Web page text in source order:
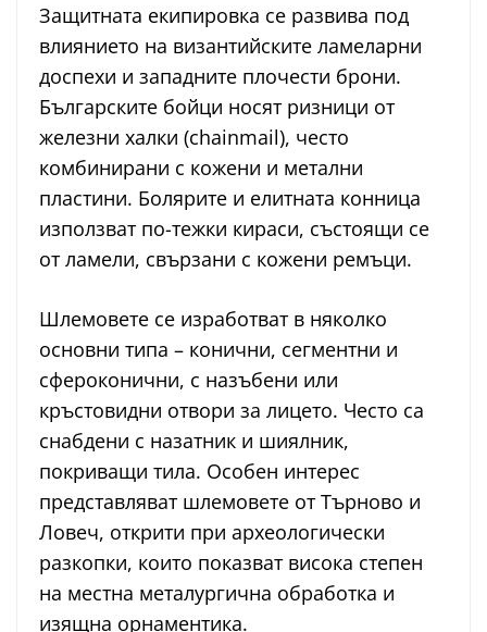
Защитната екипировка се развива под
влиянието на византийските ламеларни
доспехи и западните плочести брони.
Българските бойци носят ризници от
железни халки (chainmail), често
комбинирани с кожени и метални
пластини. Болярите и елитната конница
използват по-тежки кираси, състоящи се
от ламели, свързани с кожени ремъци.
Шлемовете се изработват в няколко
основни типа – конични, сегментни и
сфероконични, с назъбени или
кръстовидни отвори за лицето. Често са
снабдени с назатник и шиялник,
покриващи тила. Особен интерес
представляват шлемовете от Търново и
Ловеч, открити при археологически
разкопки, които показват висока степен
на местна металургична обработка и
изящна орнаментика.